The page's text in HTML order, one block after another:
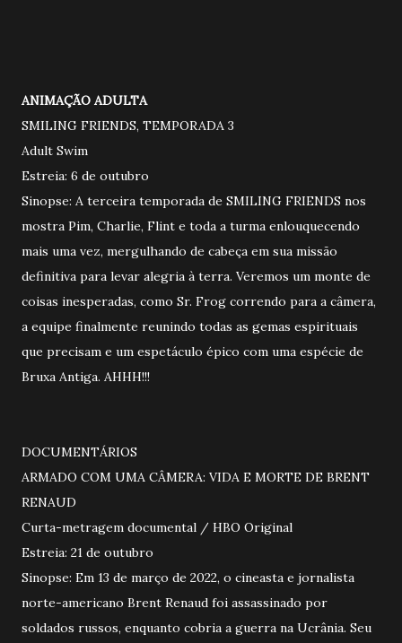
ANIMAÇÃO ADULTA
SMILING FRIENDS, TEMPORADA 3
Adult Swim
Estreia: 6 de outubro
Sinopse: A terceira temporada de SMILING FRIENDS nos
mostra Pim, Charlie, Flint e toda a turma enlouquecendo
mais uma vez, mergulhando de cabeça em sua missão
definitiva para levar alegria à terra. Veremos um monte de
coisas inesperadas, como Sr. Frog correndo para a câmera,
a equipe finalmente reunindo todas as gemas espirituais
que precisam e um espetáculo épico com uma espécie de
Bruxa Antiga. AHHH!!!
DOCUMENTÁRIOS
ARMADO COM UMA CÂMERA: VIDA E MORTE DE BRENT
RENAUD
Curta-metragem documental / HBO Original
Estreia: 21 de outubro
Sinopse: Em 13 de março de 2022, o cineasta e jornalista
norte-americano Brent Renaud foi assassinado por
soldados russos, enquanto cobria a guerra na Ucrânia. Seu